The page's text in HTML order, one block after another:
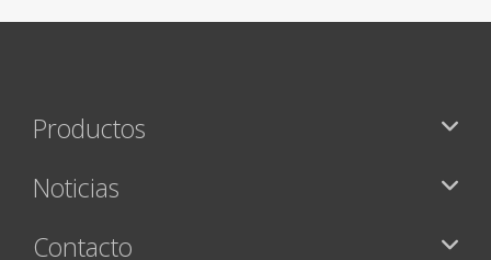
Productos
Noticias
Contacto